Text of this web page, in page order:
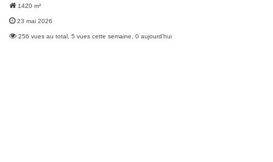
1420 m²
23 mai 2026
256 vues au total, 5 vues cette semaine, 0 aujourd'hui